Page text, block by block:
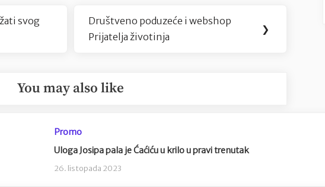
svog
Next
Post:
Društveno poduzeće i webshop
Prijatelja životinja
❯
You may also like
Promo
Uloga Josipa pala je Ćaćiću u krilo u pravi trenutak
26. listopada 2023